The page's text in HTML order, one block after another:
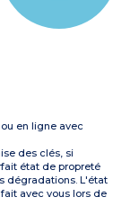
en ligne avec
des clés, si
état de propreté
dégradations. L'état
avec vous lors de